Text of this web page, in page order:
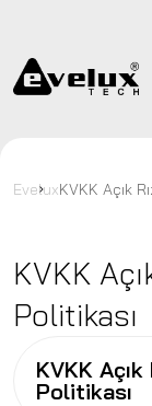
Bizden Haberler
EveluxKVKK Açık
KVKK
Politikası
KVKK
Politikası